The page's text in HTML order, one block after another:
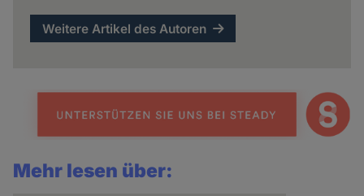
Weitere Artikel des Autoren
Mehr lesen über: